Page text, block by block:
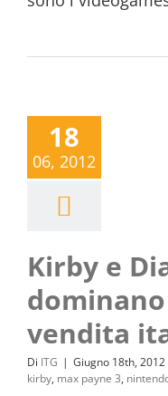
18
06, 2012
Kirby e
vendita
Di ITG | Giugno 18th, 2012
kirby, max payne 3,